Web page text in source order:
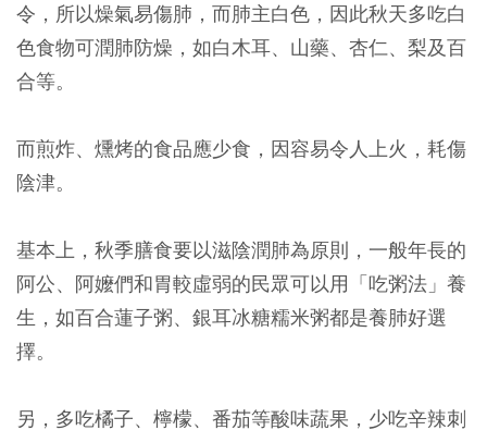
令，所以燥氣易傷肺，而肺主白色，因此秋天多吃白
色食物可潤肺防燥，如白木耳、山藥、杏仁、梨及百
合等。
而煎炸、燻烤的食品應少食，因容易令人上火，耗傷
陰津。
基本上，秋季膳食要以滋陰潤肺為原則，一般年長的
阿公、阿嬤們和胃較虛弱的民眾可以用「吃粥法」養
生，如百合蓮子粥、銀耳冰糖糯米粥都是養肺好選
擇。
另，多吃橘子、檸檬、番茄等酸味蔬果，少吃辛辣刺